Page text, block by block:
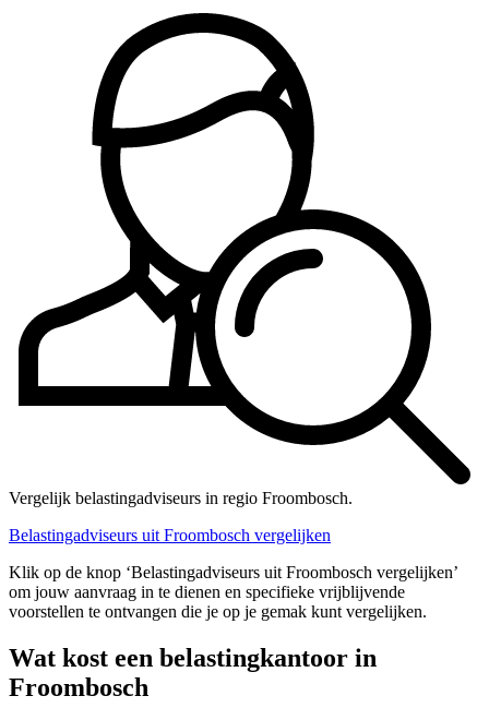
Vergelijk belastingadviseurs in regio Froombosch.
Belastingadviseurs uit Froombosch vergelijken
Klik op de knop ‘Belastingadviseurs uit Froombosch vergelijken’
om jouw aanvraag in te dienen en specifieke vrijblijvende
voorstellen te ontvangen die je op je gemak kunt vergelijken.
Wat kost een belastingkantoor in
Froombosch